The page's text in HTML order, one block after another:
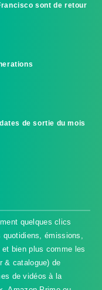
sont de retour
de sortie du mois
quelques clics
émissions,
bien plus comme les
& catalogue) de
de vidéos à la